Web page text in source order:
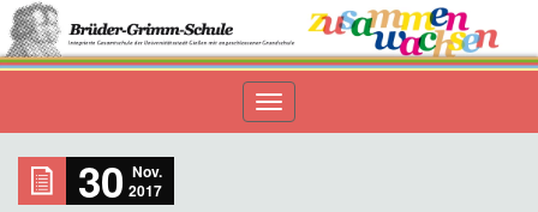
Toggle
navigation
30 Nov.
2017